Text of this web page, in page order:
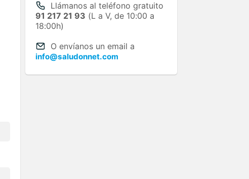
Llámanos al teléfono gratuito
91 217 21 93 (L a V, de 10:00 a
18:00h)
O envíanos un email a
info@saludonnet.com